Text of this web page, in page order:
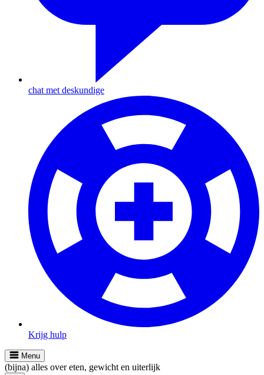
chat met deskundige
Krijg hulp
Menu
(bijna) alles over eten, gewicht en uiterlijk